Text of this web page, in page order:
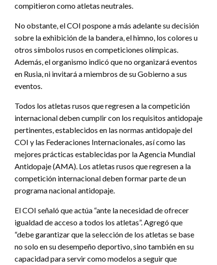
compitieron como atletas neutrales.
No obstante, el COI pospone a más adelante su decisión
sobre la exhibición de la bandera, el himno, los colores u
otros símbolos rusos en competiciones olímpicas.
Además, el organismo indicó que no organizará eventos
en Rusia, ni invitará a miembros de su Gobierno a sus
eventos.
Todos los atletas rusos que regresen a la competición
internacional deben cumplir con los requisitos antidopaje
pertinentes, establecidos en las normas antidopaje del
COI y las Federaciones Internacionales, así como las
mejores prácticas establecidas por la Agencia Mundial
Antidopaje (AMA). Los atletas rusos que regresen a la
competición internacional deben formar parte de un
programa nacional antidopaje.
El COI señaló que actúa “ante la necesidad de ofrecer
igualdad de acceso a todos los atletas”. Agregó que
“debe garantizar que la selección de los atletas se base
no solo en su desempeño deportivo, sino también en su
capacidad para servir como modelos a seguir que